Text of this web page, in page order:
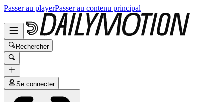
Passer au playerPasser au contenu principal
Rechercher
Se connecter